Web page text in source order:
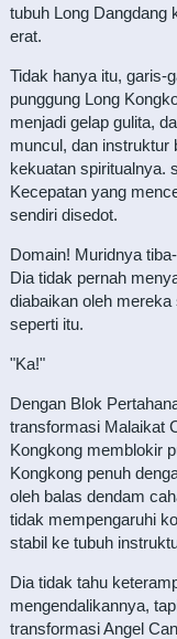
tubuh Long Dangdang
erat.
Tidak hanya itu, garis-
punggung Long
menjadi gelap gulita,
muncul, dan instruktur
kekuatan spiritualnya.
Kecepatan yang
sendiri disedot.
Domain! Muridnya
Dia tidak pernah
diabaikan oleh
seperti itu.
"Ka!"
Dengan Blok
transformasi Malaikat
Kongkong memblokir
Kongkong penuh
oleh balas dendam
tidak mempengaruhi
stabil ke tubuh
Dia tidak tahu
mengendalikannya,
transformasi Angel